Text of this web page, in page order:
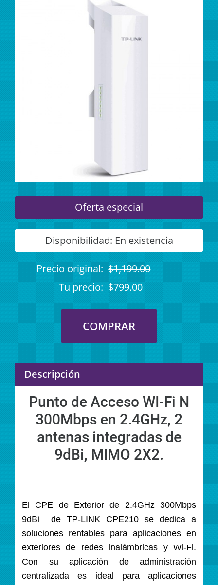
Oferta especial
Disponibilidad: En existencia
Precio original: $1,199.00
Tu precio: $799.00
Descripción
Punto de Acceso WI-Fi N
300Mbps en 2.4GHz, 2
antenas integradas de
9dBi, MIMO 2X2.
El CPE de Exterior de 2.4GHz 300Mbps
9dBi de TP-LINK CPE210 se dedica a
soluciones rentables para aplicaciones en
exteriores de redes inalámbricas y Wi-Fi.
Con su aplicación de administración
centralizada es ideal para aplicaciones